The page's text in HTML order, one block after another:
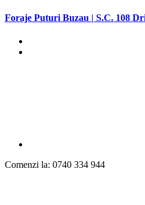
Foraje Puturi Buzau | S.C. 108
Comenzi la: 0740 334 944